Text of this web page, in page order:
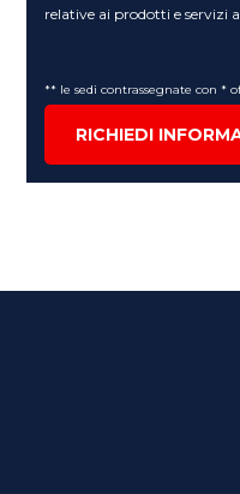
relative ai prodotti e servizi
** le sedi contrassegnate con *
RICHIEDI